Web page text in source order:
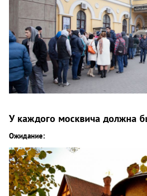
У каждого москвича должна
Ожидание: